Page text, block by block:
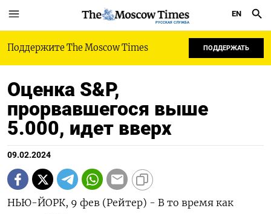
РУССКАЯ СЛУЖБА
EN
Поддержите The Moscow Times ПОДДЕРЖАТЬ
Оценка S&P,
прорвавшегося выше
5.000, идет вверх
09.02.2024
НЬЮ-ЙОРК, 9 фев (Рейтер) - В то время как